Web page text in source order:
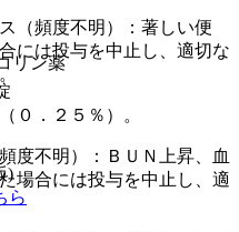
（頻度不明）：著しい便
には投与を中止し、適切な
０．２５％）。
度不明）：ＢＵＮ上昇、血
場合には投与を中止し、適
リン薬
)
ら